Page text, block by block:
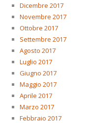
Dicembre 2017
Novembre 2017
Ottobre 2017
Settembre 2017
Agosto 2017
Luglio 2017
Giugno 2017
Maggio 2017
Aprile 2017
Marzo 2017
Febbraio 2017